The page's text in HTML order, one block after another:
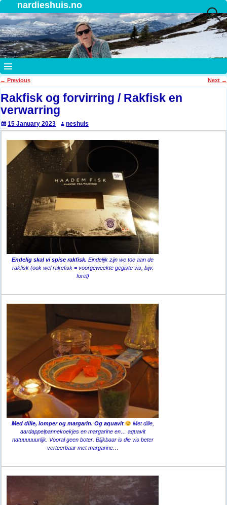
nardieshuis.no
Post navigation
← Previous Next →
Rakfisk og forvirring / Rakfisk en
verwarring
15 January 2023 neshuis
Endelig skal vi spise rakfisk. Eindelijk zijn we toe aan de
rakfisk (ook wel rakefisk = voorgeweekte gegiste vis, bijv.
forel)
Med dille, lomper og margarin. Og aquavit
Met dille,
aardappelpannekoekjes en margarine en… aquavit
natuuuuuurlijk. Vooral geen boter. Blijkbaar is die vis beter
verteerbaar met margarine…